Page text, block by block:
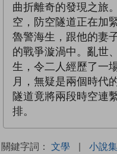
曲折離奇的發現之旅
空，防空隧道正在加
魯警海生，跟他的妻
的戰爭漩渦中。亂世
生，令二人經歷了一
月，無疑是兩個時代
隧道竟將兩段時空連
排。
關鍵字詞： 文學 | 小說集